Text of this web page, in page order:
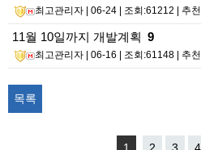
최고관리자 | 06-24 | 조회:61212 | 추
11월 10일까지 개발계획 9
최고관리자 | 06-16 | 조회:61148 | 추
목록